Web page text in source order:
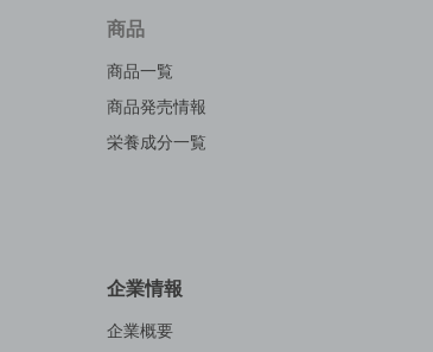
商品
商品一覧
商品発売情報
栄養成分一覧
企業情報
企業概要